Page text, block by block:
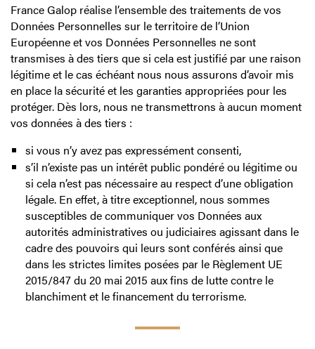
France Galop réalise l’ensemble des traitements de vos
Données Personnelles sur le territoire de l’Union
Européenne et vos Données Personnelles ne sont
transmises à des tiers que si cela est justifié par une raison
légitime et le cas échéant nous nous assurons d’avoir mis
en place la sécurité et les garanties appropriées pour les
protéger. Dès lors, nous ne transmettrons à aucun moment
vos données à des tiers :
si vous n’y avez pas expressément consenti,
s’il n’existe pas un intérêt public pondéré ou légitime ou
si cela n’est pas nécessaire au respect d’une obligation
légale. En effet, à titre exceptionnel, nous sommes
susceptibles de communiquer vos Données aux
autorités administratives ou judiciaires agissant dans le
cadre des pouvoirs qui leurs sont conférés ainsi que
dans les strictes limites posées par le Règlement UE
2015/847 du 20 mai 2015 aux fins de lutte contre le
blanchiment et le financement du terrorisme.